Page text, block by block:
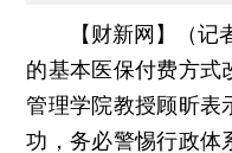
【财新网】（记
的基本医保付费方式
管理学院教授顾昕表
功，务必警惕行政体